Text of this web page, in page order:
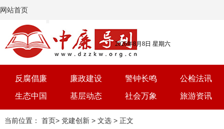
网站首页
2026年8月8日 星期六
反腐倡廉 廉政建设 警钟长鸣 公检法讯
生态中国 基层动态 社会万象 旅游资讯
党建 文选 三农 艺术
当前位置： 首页> 党建创新> 文选> 正文